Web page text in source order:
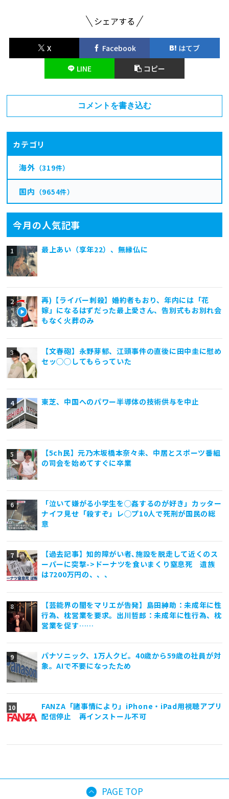
シェアする
X Facebook
はてブ
LINE
コピー
コメントを書き込む
カテゴリ
海外 （319件）
国内 （9654件）
今月の人気記事
最上あい（享年22）、無縁仏に
再)【ライバー刺殺】婚約者もおり、年内には「花
嫁」になるはずだった最上愛さん、告別式もお別れ会
もなく火葬のみ
【文春砲】永野芽郁、江頭事件の直後に田中圭に慰め
セッ◯◯してもらっていた
東芝、中国へのパワー半導体の技術供与を中止
【5ch民】元乃木坂橋本奈々未、中居とスポーツ番組
の司会を始めてすぐに卒業
「泣いて嫌がる小学生を◯姦するのが好き」カッター
ナイフ見せ「殺すぞ」レ◯プ10人で死刑が国民の総
意
【過去記事】知的障がい者､施設を脱走して近くのス
ーパーに突撃->ドーナツを食いまくり窒息死 遺族
は7200万円の、、、
【芸能界の闇をマリエが告発】島田紳助：未成年に性
行為、枕営業を要求。出川哲郎：未成年に性行為、枕
営業を促す……
パナソニック、1万人クビ。40歳から59歳の社員が対
象。AIで不要になったため
FANZA「諸事情により」iPhone・iPad用視聴アプリ
配信停止 再インストール不可
PAGE TOP